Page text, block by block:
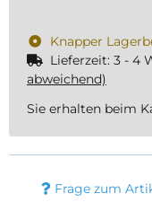
Knapper
Lieferzeit: 3 - 4
abweichend)
Sie erhalten beim
Frage zum